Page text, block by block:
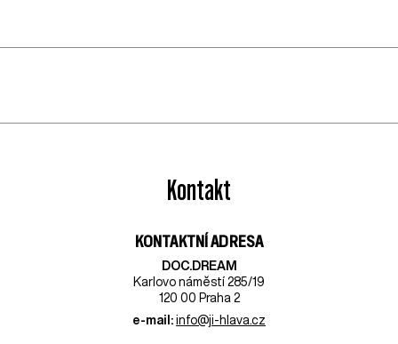
Kontakt
KONTAKTNÍ ADRESA
DOC.DREAM​
Karlovo náměstí 285/19
120 00 Praha 2
e-mail: info@ji-hlava.cz